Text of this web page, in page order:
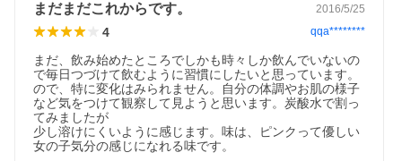
まだまだこれからです。 2016/5/25
4 qqa********
まだ、飲み始めたところでしかも時々しか飲んでいないの
で毎日つづけて飲むように習慣にしたいと思っています。
ので、特に変化はみられません。自分の体調やお肌の様子
など気をつけて観察して見ようと思います。炭酸水で割っ
てみましたが
少し溶けにくいように感じます。味は、ピンクって優しい
女の子気分の感じになれる味です。